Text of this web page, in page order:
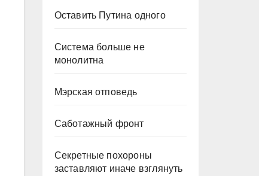
Оставить Путина одного
Система больше не
монолитна
Мэрская отповедь
Саботажный фронт
Секретные похороны
заставляют иначе взглянуть